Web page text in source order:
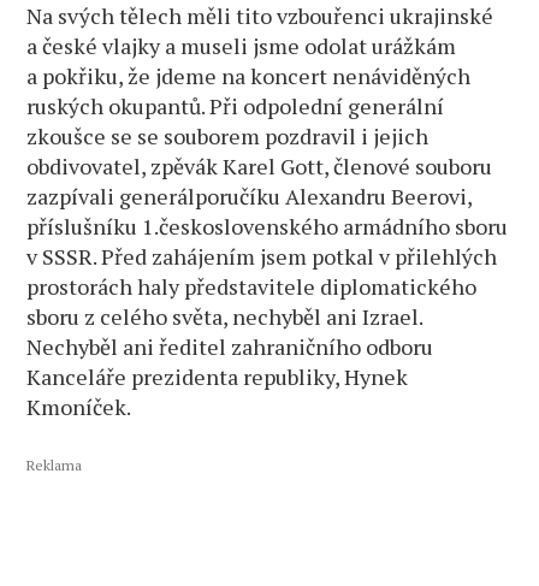
Na svých tělech měli tito vzbouřenci ukrajinské
a české vlajky a museli jsme odolat urážkám
a pokřiku, že jdeme na koncert nenáviděných
ruských okupantů. Při odpolední generální
zkoušce se se souborem pozdravil i jejich
obdivovatel, zpěvák Karel Gott, členové souboru
zazpívali generálporučíku Alexandru Beerovi,
příslušníku 1.československého armádního sboru
v SSSR. Před zahájením jsem potkal v přilehlých
prostorách haly představitele diplomatického
sboru z celého světa, nechyběl ani Izrael.
Nechyběl ani ředitel zahraničního odboru
Kanceláře prezidenta republiky, Hynek
Kmoníček.
Reklama